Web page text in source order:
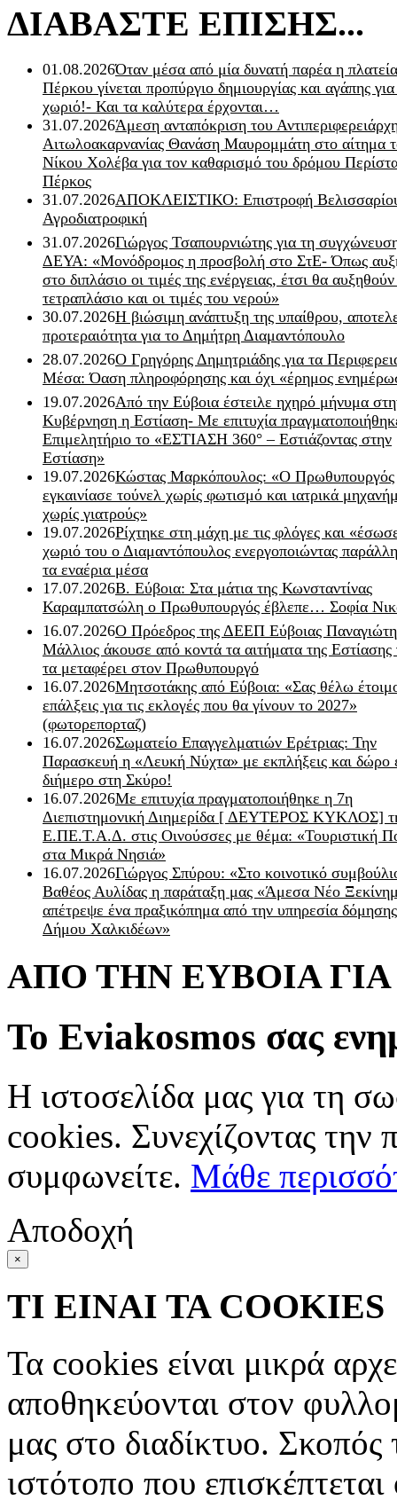
ΔΙΑΒΑΣΤΕ ΕΠΙΣΗΣ...
01.08.2026Όταν μέσα από μία δυνατή παρέα η
Πέρκου γίνεται προπύργιο δημιουργίας και αγάπης
χωριό!- Και τα καλύτερα έρχονται…
31.07.2026Άμεση ανταπόκριση του
Αιτωλοακαρνανίας Θανάση Μαυρομμάτη στο αίτημα
Νίκου Χολέβα για τον καθαρισμό του δρόμου
Πέρκος
31.07.2026ΑΠΟΚΛΕΙΣΤΙΚΟ: Επιστροφή
Αγροδιατροφική
31.07.2026Γιώργος Τσαπουρνιώτης για τη
ΔΕΥΑ: «Μονόδρομος η προσβολή στο ΣτΕ- Όπως
στο διπλάσιο οι τιμές της ενέργειας, έτσι θα
τετραπλάσιο και οι τιμές του νερού»
30.07.2026Η βιώσιμη ανάπτυξη της υπαίθρου,
προτεραιότητα για το Δημήτρη Διαμαντόπουλο
28.07.2026Ο Γρηγόρης Δημητριάδης για τα
Μέσα: Όαση πληροφόρησης και όχι «έρημος
19.07.2026Από την Εύβοια έστειλε ηχηρό μήνυμα
Κυβέρνηση η Εστίαση- Με επιτυχία
Επιμελητήριο το «ΕΣΤΙΑΣΗ 360° – Εστιάζοντας στην
Εστίαση»
19.07.2026Κώστας Μαρκόπουλος: «Ο Πρωθυπουργός
εγκαινίασε τούνελ χωρίς φωτισμό και ιατρικά
χωρίς γιατρούς»
19.07.2026Ρίχτηκε στη μάχη με τις φλόγες και
χωριό του ο Διαμαντόπουλος ενεργοποιώντας
τα εναέρια μέσα
17.07.2026Β. Εύβοια: Στα μάτια της Κωνσταντίνας
Καραμπατσώλη ο Πρωθυπουργός έβλεπε… Σοφία
16.07.2026Ο Πρόεδρος της ΔΕΕΠ Εύβοιας
Μάλλιος άκουσε από κοντά τα αιτήματα της Εστίασης
τα μεταφέρει στον Πρωθυπουργό
16.07.2026Μητσοτάκης από Εύβοια: «Σας θέλω
επάλξεις για τις εκλογές που θα γίνουν το 2027»
(φωτορεπορταζ)
16.07.2026Σωματείο Επαγγελματιών Ερέτριας: Την
Παρασκευή η «Λευκή Νύχτα» με εκπλήξεις και δώρο
διήμερο στη Σκύρο!
16.07.2026Με επιτυχία πραγματοποιήθηκε η 7η
Διεπιστημονική Διημερίδα [ ΔEYΤΕΡΟΣ ΚΥΚΛΟΣ]
Ε.ΠΕ.Τ.Α.Δ. στις Οινούσσες με θέμα: «Τουριστική
στα Μικρά Νησιά»
16.07.2026Γιώργος Σπύρου: «Στο κοινοτικό
Βαθέος Αυλίδας η παράταξη μας «Άμεσα Νέο
απέτρεψε ένα πραξικόπημα από την υπηρεσία
Δήμου Χαλκιδέων»
ΑΠΟ ΤΗΝ ΕΥΒΟΙΑ
Το Eviakosmos σας
Η ιστοσελίδα μας για τη
cookies. Συνεχίζοντας την
συμφωνείτε. Μάθε
Αποδοχή
×
ΤΙ ΕΙΝΑΙ ΤΑ COOKIES
Τα cookies είναι μικρά
αποθηκεύονται στον
μας στο διαδίκτυο. Σκοπός
ιστότοπο που